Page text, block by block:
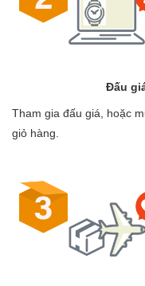
Đấu
Tham gia đấu giá, hoặc
giỏ hàng.